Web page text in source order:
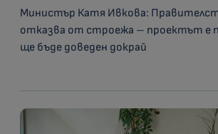
Министър Катя Ивкова:
отказва от строежа – проектът е
ще бъде доведен докрай